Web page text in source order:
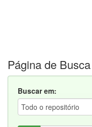
Página de Busca
Buscar em: